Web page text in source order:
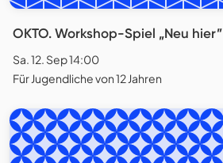
OKTO. Workshop-Spiel „Neu hier”
Sa. 12. Sep 14:00
Für Jugendliche von 12 Jahren